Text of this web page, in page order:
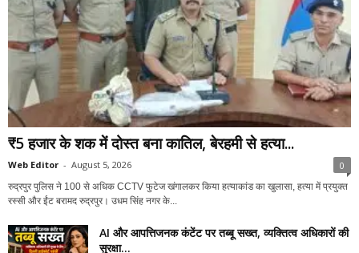
₹5 हजार के शक में दोस्त बना कातिल, बेरहमी से हत्या...
Web Editor - August 5, 2026 0
रुद्रपुर पुलिस ने 100 से अधिक CCTV फुटेज खंगालकर किया हत्याकांड का खुलासा, हत्या में प्रयुक्त
रस्सी और ईंट बरामद रुद्रपुर। उधम सिंह नगर के...
AI और आपत्तिजनक कंटेंट पर तब्बू सख्त, व्यक्तित्व अधिकारों की
सुरक्षा...